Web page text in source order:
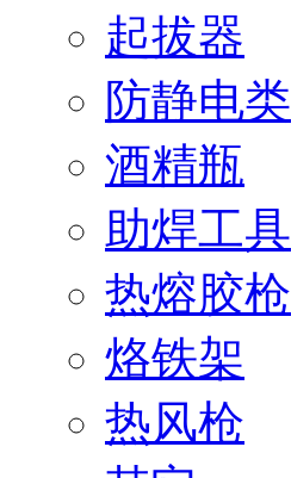
起拔器
防静电类
酒精瓶
助焊工具
热熔胶枪
烙铁架
热风枪